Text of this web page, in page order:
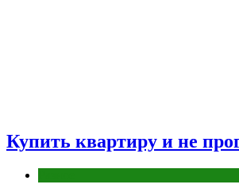
Купить квартиру и не